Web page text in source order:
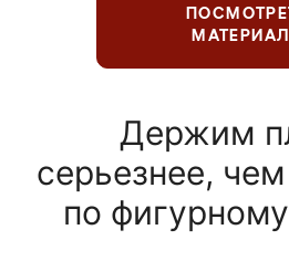
Держим
серьезнее,
по